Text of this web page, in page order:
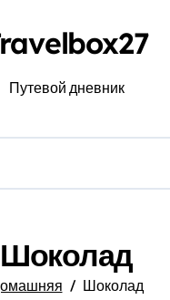
Путевой дневник
Шоколад
Шоколад